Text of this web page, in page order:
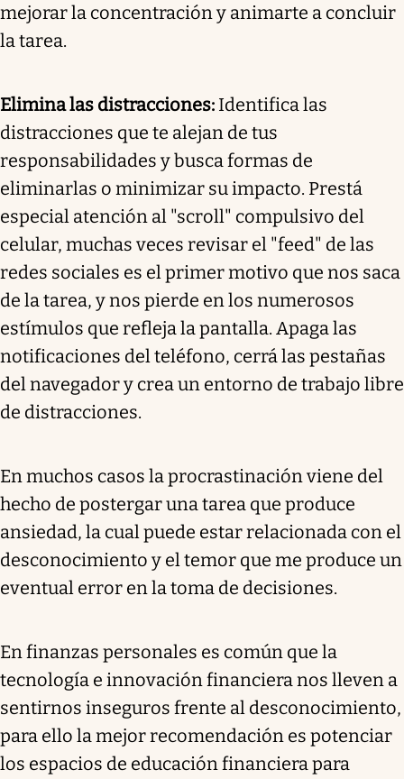
mejorar la concentración y animarte a concluir
la tarea.
Elimina las distracciones: Identifica las
distracciones que te alejan de tus
responsabilidades y busca formas de
eliminarlas o minimizar su impacto. Prestá
especial atención al "scroll" compulsivo del
celular, muchas veces revisar el "feed" de las
redes sociales es el primer motivo que nos saca
de la tarea, y nos pierde en los numerosos
estímulos que refleja la pantalla. Apaga las
notificaciones del teléfono, cerrá las pestañas
del navegador y crea un entorno de trabajo libre
de distracciones.
En muchos casos la procrastinación viene del
hecho de postergar una tarea que produce
ansiedad, la cual puede estar relacionada con el
desconocimiento y el temor que me produce un
eventual error en la toma de decisiones.
En finanzas personales es común que la
tecnología e innovación financiera nos lleven a
sentirnos inseguros frente al desconocimiento,
para ello la mejor recomendación es potenciar
los espacios de educación financiera para